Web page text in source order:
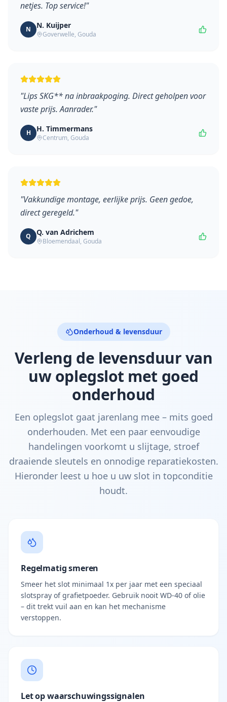
netjes. Top service!"
N N. Kuijper
Goverwelle, Gouda
"Lips SKG** na inbraakpoging. Direct geholpen voor
vaste prijs. Aanrader."
H H. Timmermans
Centrum, Gouda
"Vakkundige montage, eerlijke prijs. Geen gedoe,
direct geregeld."
Q Q. van Adrichem
Bloemendaal, Gouda
Onderhoud & levensduur
Verleng de levensduur van
uw oplegslot met goed
onderhoud
Een oplegslot gaat jarenlang mee – mits goed
onderhouden. Met een paar eenvoudige
handelingen voorkomt u slijtage, stroef
draaiende sleutels en onnodige reparatiekosten.
Hieronder leest u hoe u uw slot in topconditie
houdt.
Regelmatig smeren
Smeer het slot minimaal 1x per jaar met een speciaal
slotspray of grafietpoeder. Gebruik nooit WD-40 of olie
– dit trekt vuil aan en kan het mechanisme
verstoppen.
Let op waarschuwingssignalen